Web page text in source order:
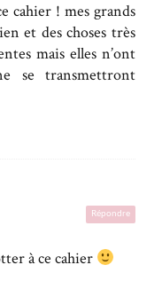
cahier ! mes grands
et des choses très
mais elles n’ont
se transmettront
Répondre
à ce cahier